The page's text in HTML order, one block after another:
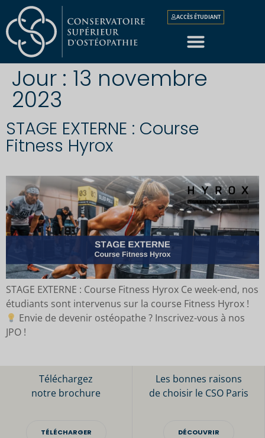
ACCÈS ÉTUDIANT
Jour : 13 novembre
2023
STAGE EXTERNE : Course
Fitness Hyrox
STAGE EXTERNE : Course Fitness Hyrox Ce week-end, nos
étudiants sont intervenus sur la course Fitness Hyrox !
Envie de devenir ostéopathe ? Inscrivez-vous à nos
JPO !
Téléchargez
notre brochure
TÉLÉCHARGER
Les bonnes raisons
de choisir le CSO Paris
DÉCOUVRIR